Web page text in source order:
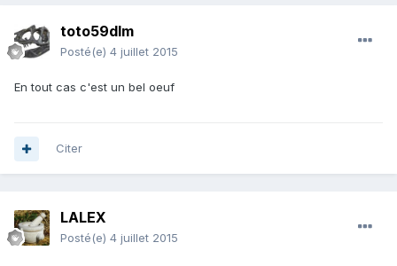
toto59dlm
Posté(e) 4 juillet 2015
En tout cas c'est un bel oeuf
Citer
LALEX
Posté(e) 4 juillet 2015